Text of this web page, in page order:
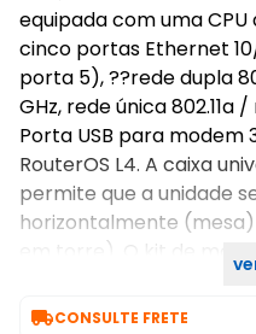
equipada com uma CPU
cinco portas Ethernet
porta 5), ??rede dupla
GHz, rede única 802.11a
Porta USB para modem
RouterOS L4. A caixa
permite que a unidade
horizontalmente
em torre). O kit de
CONSULTE FRETE